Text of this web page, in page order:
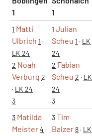
1
1
1 Matti
Ulbrich 1 ·
LK 24
2 Noah
Verburg 2
· LK 24
3
1 Julian
Scheu 1 · LK
24
2 Fabian
Scheu 2 · LK
24
3
3 Matilda
Meister4 ·
3Tim
Balzer8· LK